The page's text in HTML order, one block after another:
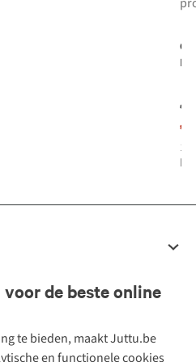
Q
1
de beste online
te bieden, maakt Juttu.be
en functionele cookies